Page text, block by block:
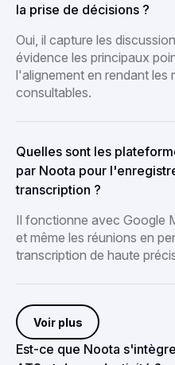
la prise de décisions ?
Oui, il capture les
évidence les principaux
l'alignement en rendant les
consultables.
Quelles sont les
par Noota pour
transcription ?
Il fonctionne avec Google
et même les réunions en
transcription de haute
Voir plus
Est-ce que Noota